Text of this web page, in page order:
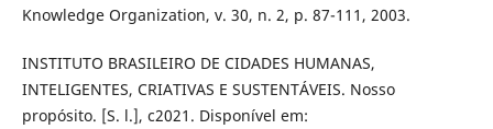
Knowledge Organization, v. 30, n. 2, p. 87-111, 2003.
INSTITUTO BRASILEIRO DE CIDADES HUMANAS,
INTELIGENTES, CRIATIVAS E SUSTENTÁVEIS. Nosso
propósito. [S. l.], c2021. Disponível em: